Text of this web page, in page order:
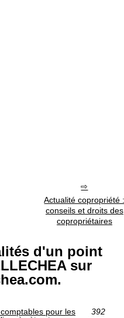
Actualité copropriété
conseils et droits des
copropriétaires
d'un point
sur
pour les
392